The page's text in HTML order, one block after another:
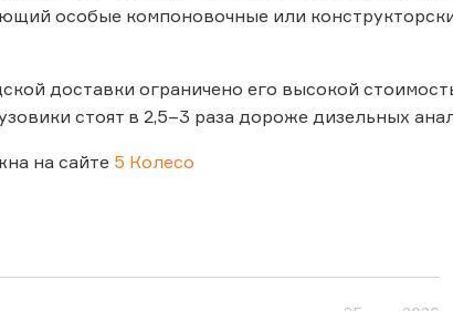
особые компоновочные или
доставки ограничено его высокой
стоят в 2,5–3 раза дороже дизельных
на сайте 5 Колесо